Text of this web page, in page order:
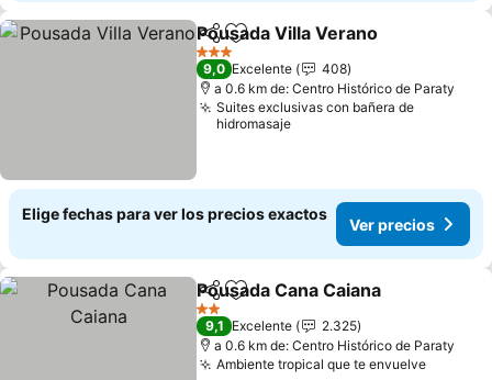
CompartirAgregar a favoritos
Pousada Villa Verano
3 Estrellas
9,0 Excelente
408
a 0.6 km de: Centro Histórico de Paraty
Suites exclusivas con bañera de
hidromasaje
Elige fechas para ver los precios exactos
Ver precios
CompartirAgregar a favoritos
Pousada Cana Caiana
2 Estrellas
9,1 Excelente
2.325
a 0.6 km de: Centro Histórico de Paraty
Ambiente tropical que te envuelveVer